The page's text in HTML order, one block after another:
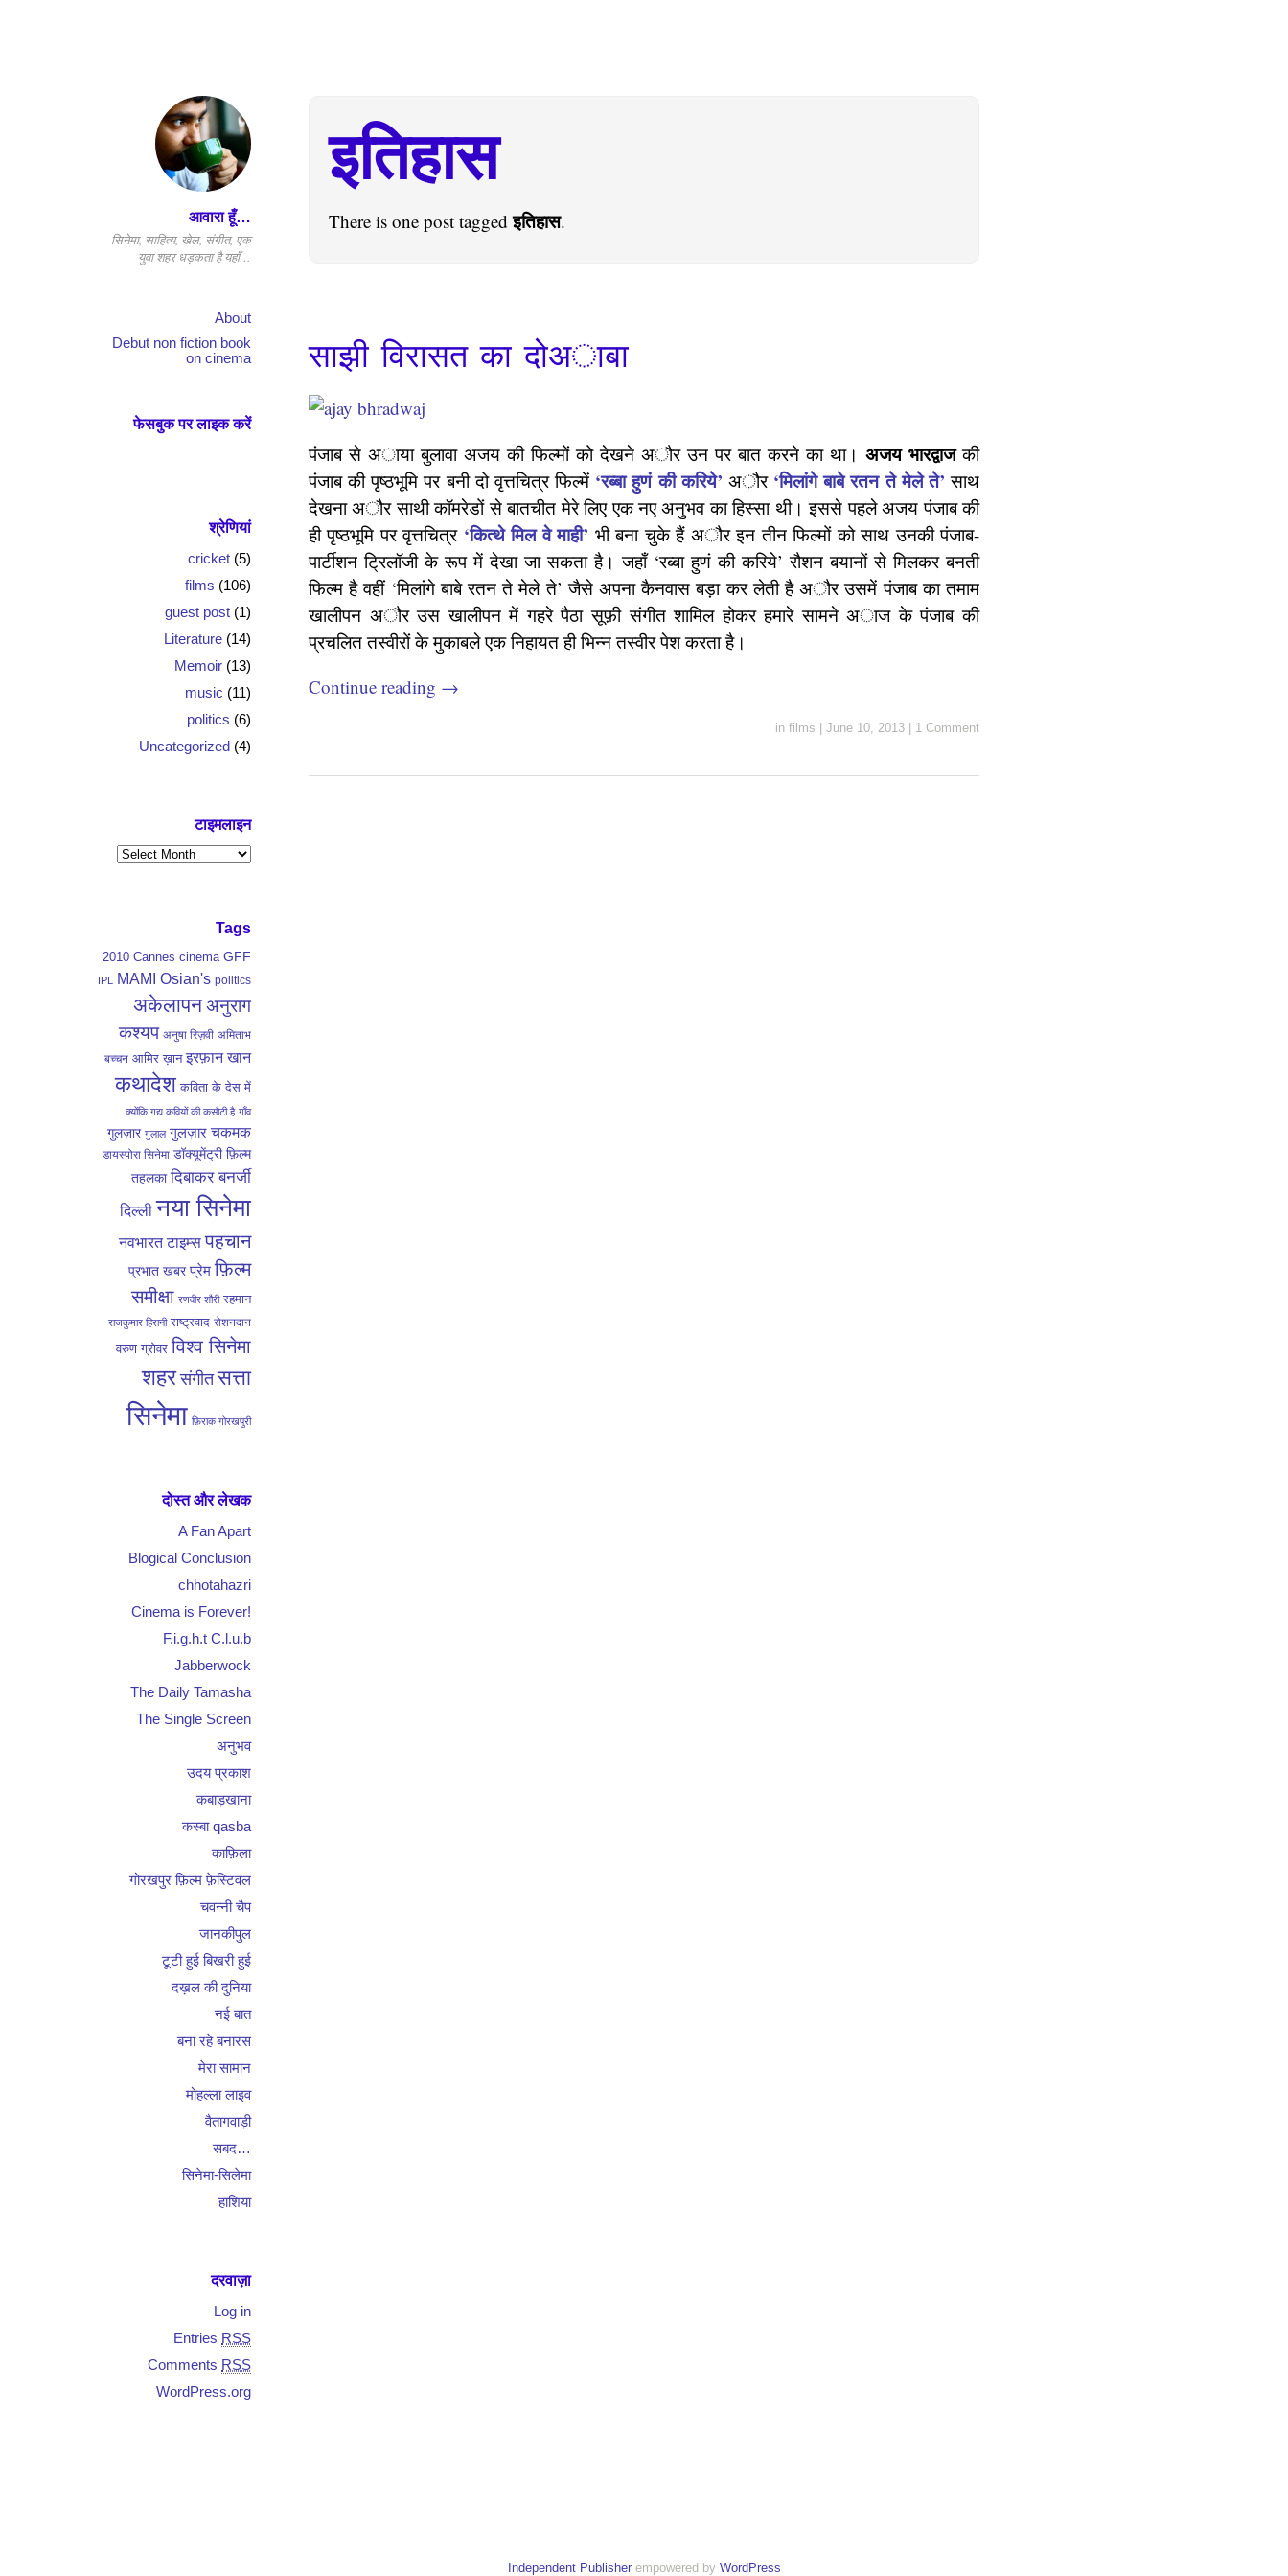
आवारा हूँ…
सिनेमा, साहित्य, खेल, संगीत, एक
युवा शहर धड़कता है यहाँ…
About
Debut non fiction book
on cinema
इतिहास
There is one post taggedइतिहास.
साझी विरासत का दोअाबा
पंजाब से अाया बुलावा अजय की फिल्मों को देखने अौर उन पर बात करने का था। अजय भारद्वाजकी
पंजाब की पृष्ठभूमि पर बनी दो वृत्तचित्र फिल्में ‘रब्बा हुणं की करिये’ अौर ‘मिलांगे बाबे रतन ते मेले ते’ साथ
देखना अौर साथी कॉमरेडों से बातचीत मेरे लिए एक नए अनुभव का हिस्सा थी। इससे पहले अजय पंजाब की
ही पृष्ठभूमि पर वृत्तचित्र‘कित्थे मिल वे माही’ भी बना चुके हैं अौर इन तीन फिल्मों को साथ उनकी पंजाब-
पार्टीशन ट्रिलॉजी के रूप में देखा जा सकता है। जहाँ ‘रब्बा हुणं की करिये’ रौशन बयानों से मिलकर बनती
फिल्म है वहीं ‘मिलांगे बाबे रतन ते मेले ते’ जैसे अपना कैनवास बड़ा कर लेती है अौर उसमें पंजाब का तमाम
खालीपन अौर उस खालीपन में गहरे पैठा सूफ़ी संगीत शामिल होकर हमारे सामने अाज के पंजाब की
प्रचलित तस्वीरों के मुकाबले एक निहायत ही भिन्न तस्वीर पेश करता है।
Continue reading →
in films June 10, 2013 1 Comment
फेसबुक पर लाइक करें
श्रेणियां
cricket (5)
films (106)
guest post (1)
Literature (14)
Memoir (13)
music (11)
politics (6)
Uncategorized (4)
टाइमलाइन
Tags
2010 Cannes cinema GFF
IPL MAMI Osian's politics
अकेलापनअनुराग
कश्यप अनुषा रिज़वी अमिताभ
बच्चन आमिर ख़ान इरफ़ान खान
कथादेश कविता के देस में
क्योंकि गद्य कवियों की कसौटी है गाँव
गुलज़ार गुलाल गुलज़ार चकमक
डायस्पोरा सिनेमा डॉक्यूमेंट्री फ़िल्म
तहलका दिबाकर बनर्जी
दिल्ली नया सिनेमा
नवभारत टाइम्स पहचान
प्रभात खबर प्रेम फ़िल्म
समीक्षा रणवीर शौरी रहमान
राजकुमार हिरानी राष्ट्रवाद रोशनदान
वरुण ग्रोवर विश्व सिनेमा
शहरसंगीतसत्ता
सिनेमा फ़िराक गोरखपुरी
दोस्त और लेखक
A Fan Apart
Blogical Conclusion
chhotahazri
Cinema is Forever!
F.i.g.h.t C.l.u.b
Jabberwock
The Daily Tamasha
The Single Screen
अनुभव
उदय प्रकाश
कबाड़खाना
कस्बा qasba
काफ़िला
गोरखपुर फ़िल्म फ़ेस्टिवल
चवन्नी चैप
जानकीपुल
टूटी हुई बिखरी हुई
दख़ल की दुनिया
नई बात
बना रहे बनारस
मेरा सामान
मोहल्ला लाइव
वैतागवाड़ी
सबद…
सिनेमा-सिलेमा
हाशिया
दरवाज़ा
Log in
Entries RSS
Comments RSS
WordPress.org
Independent Publisherempowered by WordPress